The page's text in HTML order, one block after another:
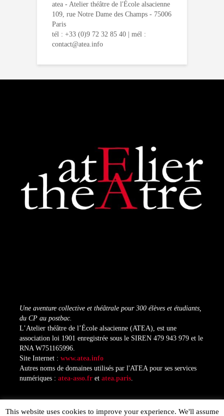
atea - Atelier théâtre de l'École alsacienne
109, rue Notre Dame des Champs - 75006
Paris
tél : +33 (0)9 72 32 85 40 | mél :
contact@atea.info
Une aventure collective et théâtrale pour 300 élèves et étudiants,
du CP au postbac.
L’Atelier théâtre de l’École alsacienne (ATEA), est une
association loi 1901 enregistrée sous le SIREN 479 943 979 et le
RNA W751165996.
Site Internet : www.atea.info
Autres noms de domaines utilisés par l'ATEA pour ses services
numériques : atea-asso.fr et atea.paris.
This website uses cookies to improve your experience. We'll assume